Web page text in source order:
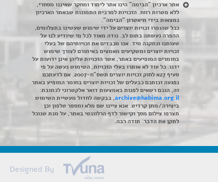
אתר ארכיון "הבימה" הינו אתר לימוד ומחקר שאיננו מסחרי,
ללא מטרות רווח. הזכויות למרבית התמונות שבאתר הארכיון
נמצאות בידי תיאטרון "הבימה".
ככל שהופרו זכויות יוצרים על ידי שימוש שעשינו בתצלומים,
ההפרה נעשתה בתום לב. נודה מאוד לכל מי שיודיע לנו על
טעותנו ונתקנה מיד. אנו מכבדים את זכויותיהם של בעלי
זכויות יוצרים ומשקיעים מאמצים באיתורם לצורך שימוש
בחומרים המופיעים באתר, אשר הזכויות עליהן אינן ידועות על
ידנו. כל עוד לא אותרו בעלי הזכויות, השימוש נעשה על פי
סעיף 27א לחוק זכויות יוצרים תשס"ח-2007. אם לדעתכם
נפגעה זכותכם כבעלים של זכויות יוצרים בחומר המופיע באתר
זה, הנכם רשאים לפנות באמצעות דואר אלקטרוני לכתובת:
archive@habima.org.il, בבקשה לחדול מעשיית השימוש
ביצירה/מתן קרדיט. אנא ציינו שם מלא ומספר טלפון וכן
תצרפו צילום מסך וקישור לדף הרלוונטי באתר, על מנת שנוכל
לתקן את הדבר. תודה רבה.
Designed By